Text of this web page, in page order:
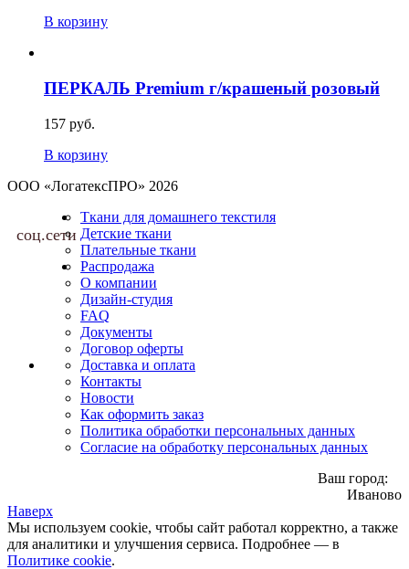
В корзину
ПЕРКАЛЬ Premium г/крашеный розовый
157 руб.
В корзину
ООО «ЛогатексПРО» 2026
соц.сети
Ткани для домашнего текстиля
Детские ткани
Плательные ткани
Распродажа
О компании
Дизайн-студия
FAQ
Документы
Договор оферты
Доставка и оплата
Контакты
Новости
Как оформить заказ
Политика обработки персональных данных
Согласие на обработку персональных данных
Ваш город:
Иваново
Наверх
Мы используем cookie, чтобы сайт работал корректно, а также
для аналитики и улучшения сервиса. Подробнее — в
Политике cookie.